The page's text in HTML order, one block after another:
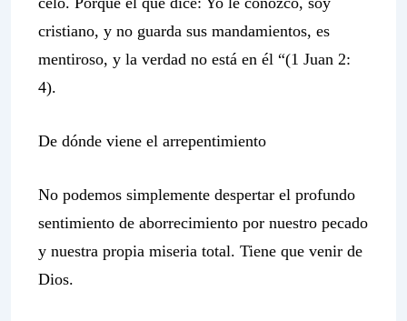
cristiano, y no guarda sus mandamientos, es
mentiroso, y la verdad no está en él “(1 Juan 2:
4).
De dónde viene el arrepentimiento
No podemos simplemente despertar el profundo
sentimiento de aborrecimiento por nuestro pecado
y nuestra propia miseria total. Tiene que venir de
Dios.